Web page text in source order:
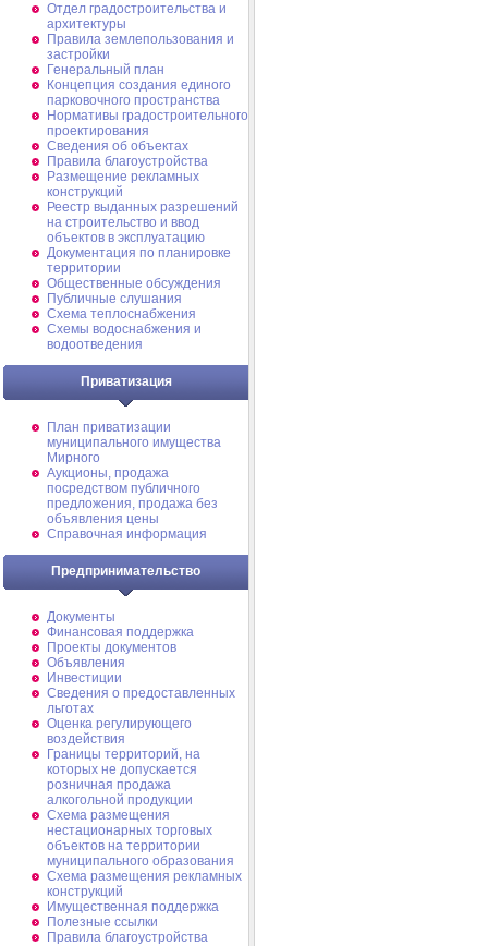
Отдел градостроительства и
архитектуры
Правила землепользования и
застройки
Генеральный план
Концепция создания единого
парковочного пространства
Нормативы градостроительного
проектирования
Сведения об объектах
Правила благоустройства
Размещение рекламных
конструкций
Реестр выданных разрешений
на строительство и ввод
объектов в эксплуатацию
Документация по планировке
территории
Общественные обсуждения
Публичные слушания
Схема теплоснабжения
Схемы водоснабжения и
водоотведения
Приватизация
План приватизации
муниципального имущества
Мирного
Аукционы, продажа
посредством публичного
предложения, продажа без
объявления цены
Справочная информация
Предпринимательство
Документы
Финансовая поддержка
Проекты документов
Объявления
Инвестиции
Сведения о предоставленных
льготах
Оценка регулирующего
воздействия
Границы территорий, на
которых не допускается
розничная продажа
алкогольной продукции
Схема размещения
нестационарных торговых
объектов на территории
муниципального образования
Схема размещения рекламных
конструкций
Имущественная поддержка
Полезные ссылки
Правила благоустройства